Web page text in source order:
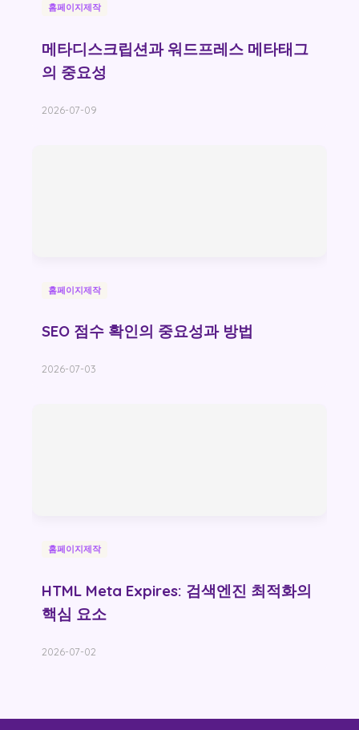
홈페이지제작
메타디스크립션과 워드프레스 메타태그
의 중요성
2026-07-09
홈페이지제작
SEO 점수 확인의 중요성과 방법
2026-07-03
홈페이지제작
HTML Meta Expires: 검색엔진 최적화의
핵심 요소
2026-07-02